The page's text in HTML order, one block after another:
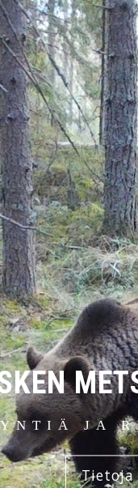
JA
Tietoja